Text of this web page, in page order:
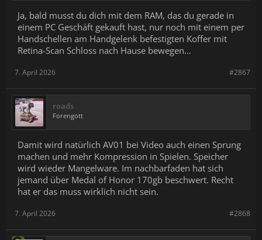
Ja, bald musst du dich mit dem RAM, das du gerade in
einem PC Geschäft gekauft hast, nur noch mit einem per
Handschellen am Handgelenk befestigten Koffer mit
Retina-Scan Schloss nach Hause bewegen…
#2867
7. April 2026
roads
Forengott
Damit wird natürlich AV01 bei Video auch einen Sprung
machen und mehr Kompression in Spielen. Speicher
wird wieder Mangelware. Im nachbarfaden hat sich
jemand über Medal of Honor 170gb beschwert. Recht
hat er das muss wirklich nicht sein.
#2868
7. April 2026